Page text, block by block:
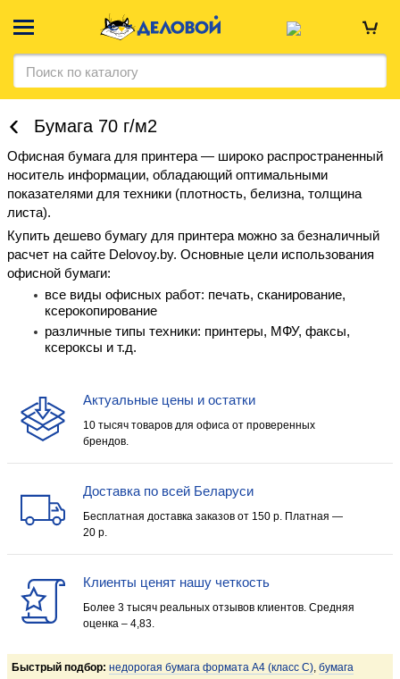
Бумага 70 г/м2
Офисная бумага для принтера — широко распространенный
носитель информации, обладающий оптимальными
показателями для техники (плотность, белизна, толщина
листа).
Купить дешево бумагу для принтера можно за безналичный
расчет на сайте Delovoy.by. Основные цели использования
офисной бумаги:
все виды офисных работ: печать, сканирование,
ксерокопирование
различные типы техники: принтеры, МФУ, факсы,
ксероксы и т.д.
Актуальные цены и остатки
10 тысяч товаров для офиса от проверенных
брендов.
Доставка по всей Беларуси
Бесплатная доставка заказов от 150 р. Платная —
20 р.
Клиенты ценят нашу четкость
Более 3 тысяч реальных отзывов клиентов. Средняя
оценка – 4,83.
Быстрый подбор: недорогая бумага формата А4 (класс С), бумага